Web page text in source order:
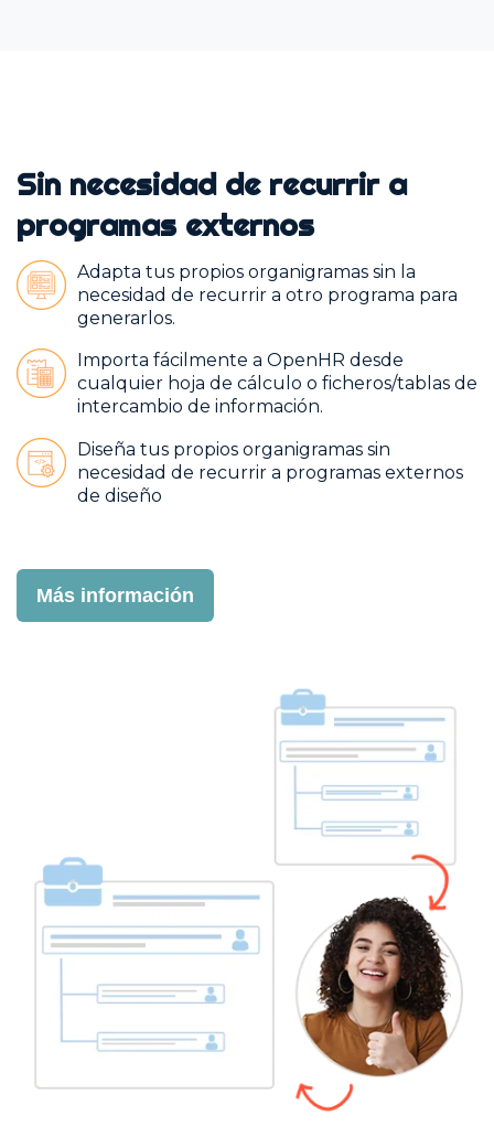
Sin necesidad de recurrir a
programas externos
Adapta tus propios organigramas sin la
necesidad de recurrir a otro programa para
generarlos.
Importa fácilmente a OpenHR desde
cualquier hoja de cálculo o ficheros/tablas de
intercambio de información.
Diseña tus propios organigramas sin
necesidad de recurrir a programas externos
de diseño
Más información